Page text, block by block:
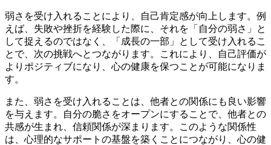
弱さを受け入れることにより、自己肯定感が向上します。例
えば、失敗や挫折を経験した際に、それを「自分の弱さ」と
して捉えるのではなく、「成長の一部」として受け入れるこ
とで、次の挑戦へとつながります。これにより、自己評価が
よりポジティブになり、心の健康を保つことが可能になりま
す。
また、弱さを受け入れることは、他者との関係にも良い影響
を与えます。自分の脆さをオープンにすることで、他者との
共感が生まれ、信頼関係が深まります。このような関係性
は、心理的なサポートの基盤を築くことにつながり、心の健